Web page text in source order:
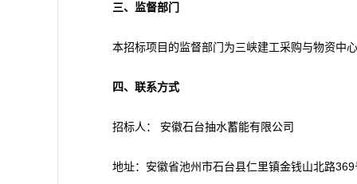
三、监督部门
本招标项目的监督部门为三峡建工采购与物资中
四、联系方式
招标人： 安徽石台抽水蓄能有限公司
地址：安徽省池州市石台县仁里镇金钱山北路